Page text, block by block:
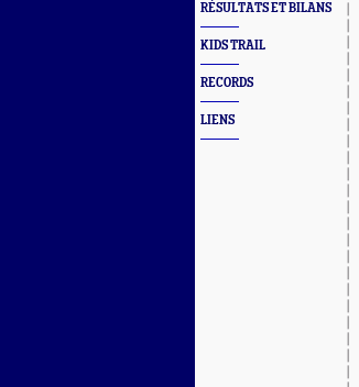
RÉSULTATS ET BILANS
KIDS TRAIL
RECORDS
LIENS